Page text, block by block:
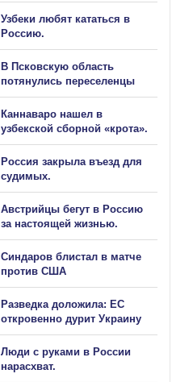
Узбеки любят кататься в
Россию.
В Псковскую область
потянулись переселенцы
Каннаваро нашел в
узбекской сборной «крота».
Россия закрыла въезд для
судимых.
Австрийцы бегут в Россию
за настоящей жизнью.
Синдаров блистал в матче
против США
Разведка доложила: ЕС
откровенно дурит Украину
Люди с руками в России
нарасхват.